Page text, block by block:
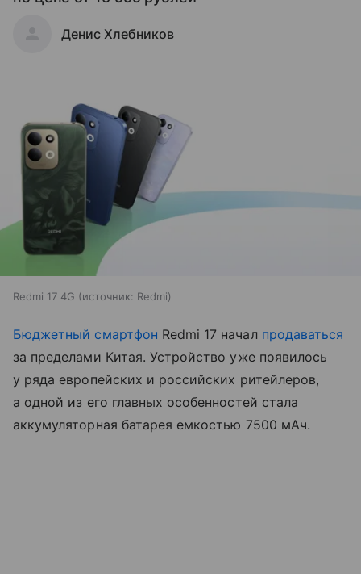
Денис Хлебников
Redmi 17 4G источник: Redmi
Бюджетный смартфон Redmi 17 начал продаваться
за пределами Китая. Устройство уже появилось
у ряда европейских и российских ритейлеров,
а одной из его главных особенностей стала
аккумуляторная батарея емкостью 7500 мАч.